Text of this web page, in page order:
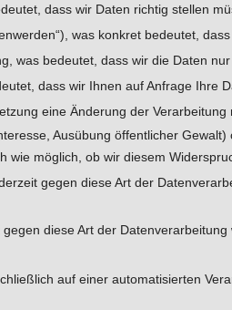
dass wir Daten richtig stellen
was konkret bedeutet,
was bedeutet, dass wir die Daten
dass wir Ihnen auf Anfrage Ihre
eine Änderung der Verarbeitung
Ausübung öffentlicher
möglich, ob wir diesem
gegen diese Art der
diese Art der
auf einer automatisierten